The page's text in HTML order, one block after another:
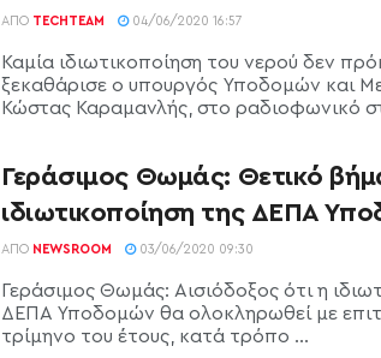
ΑΠΌ TECHTEAM 04/06/2020 16:57
Καμία ιδιωτικοποίηση του νερού δεν
ξεκαθάρισε ο υπουργός Υποδομών και
Κώστας Καραμανλής, στο ραδιοφωνικό
Γεράσιμος Θωμάς: Θετικό
ιδιωτικοποίηση της ΔΕΠΑ
ΑΠΌ NEWSROOM 03/06/2020 09:30
Γεράσιμος Θωμάς: Αισιόδοξος ότι η
ΔΕΠΑ Υποδομών θα ολοκληρωθεί με
τρίμηνο του έτους, κατά τρόπο ...